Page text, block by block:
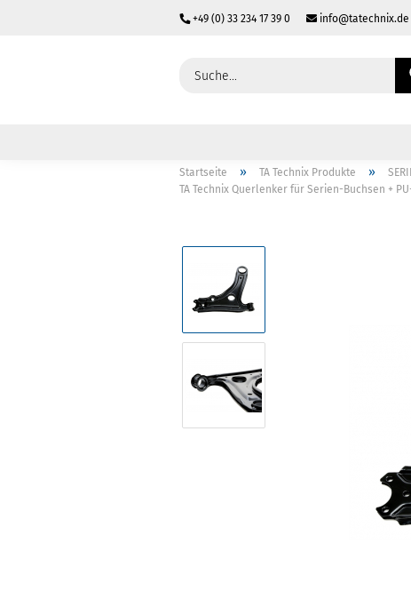
+49 (0) 33 234 17 39 0 info@tatechnix.de
Startseite » TA Technix Produkte »
TA Technix Querlenker für Serien-Buchsen +